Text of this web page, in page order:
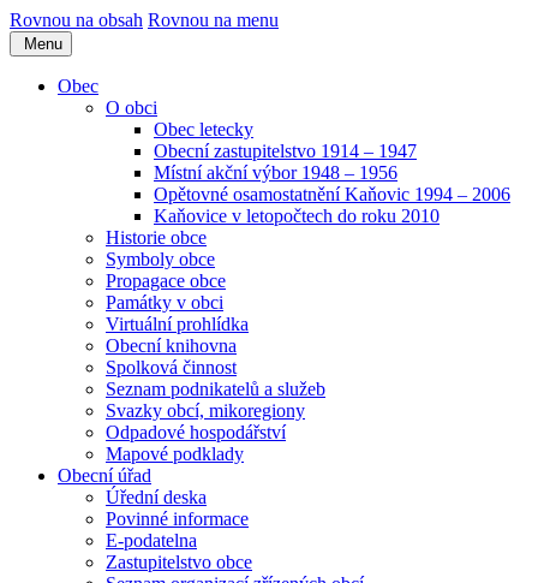
Rovnou na obsah Rovnou na menu
Menu
Obec
O obci
Obec letecky
Obecní zastupitelstvo 1914 – 1947
Místní akční výbor 1948 – 1956
Opětovné osamostatnění Kaňovic 1994 – 2006
Kaňovice v letopočtech do roku 2010
Historie obce
Symboly obce
Propagace obce
Památky v obci
Virtuální prohlídka
Obecní knihovna
Spolková činnost
Seznam podnikatelů a služeb
Svazky obcí, mikoregiony
Odpadové hospodářství
Mapové podklady
Obecní úřad
Úřední deska
Povinné informace
E-podatelna
Zastupitelstvo obce